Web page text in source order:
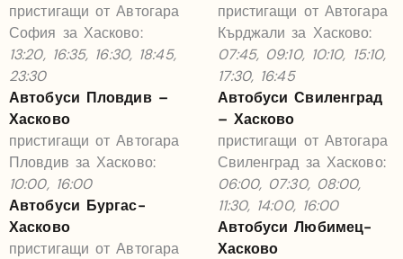
пристигащи от Автогара
София за Хасково:
13:20, 16:35, 16:30, 18:45,
23:30
Автобуси Пловдив –
Хасково
пристигащи от Автогара
Пловдив за Хасково:
10:00, 16:00
Автобуси Бургас-
Хасково
пристигащи от Автогара
пристигащи от Автогара
Кърджали за Хасково:
07:45, 09:10, 10:10, 15:10,
17:30, 16:45
Автобуси Свиленград
– Хасково
пристигащи от Автогара
Свиленград за Хасково:
06:00, 07:30, 08:00,
11:30, 14:00, 16:00
Автобуси Любимец-
Хасково